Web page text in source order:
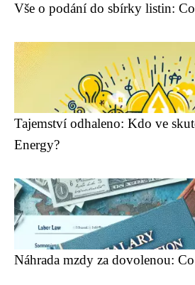
Vše o podání do sbírky listin:
Tajemství odhaleno: Kdo ve
Energy?
Náhrada mzdy za dovolenou: